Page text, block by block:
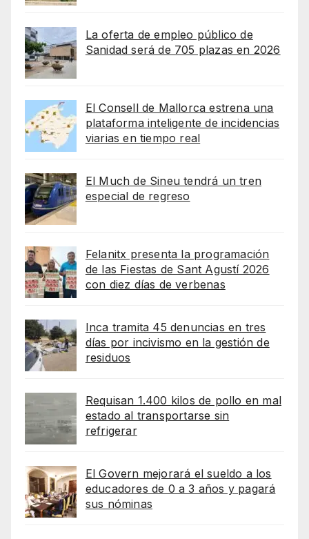
La oferta de empleo público de
Sanidad será de 705 plazas en 2026
El Consell de Mallorca estrena una
plataforma inteligente de incidencias
viarias en tiempo real
El Much de Sineu tendrá un tren
especial de regreso
Felanitx presenta la programación
de las Fiestas de Sant Agustí 2026
con diez días de verbenas
Inca tramita 45 denuncias en tres
días por incivismo en la gestión de
residuos
Requisan 1.400 kilos de pollo en mal
estado al transportarse sin
refrigerar
El Govern mejorará el sueldo a los
educadores de 0 a 3 años y pagará
sus nóminas